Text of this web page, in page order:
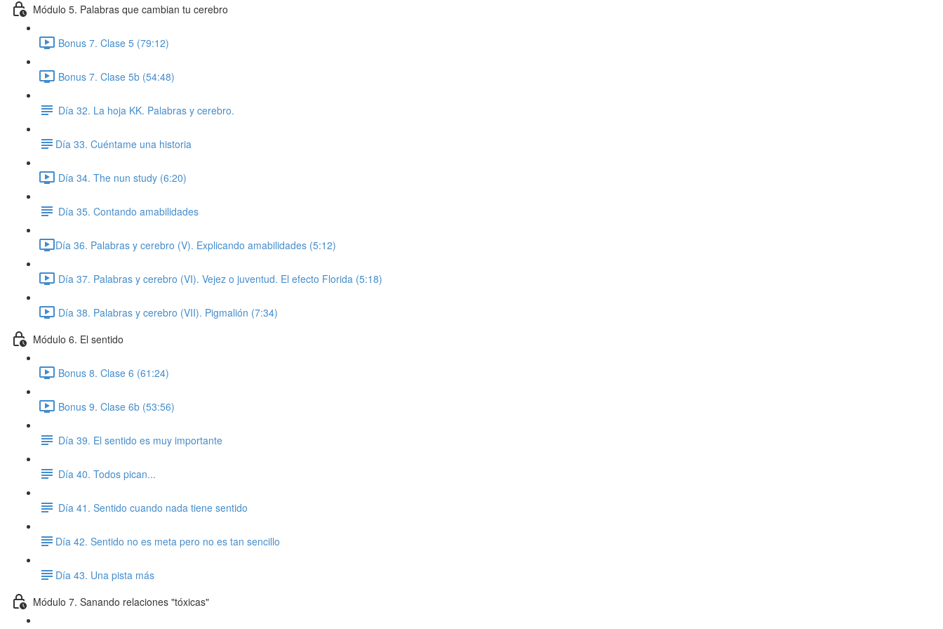
Módulo 5. Palabras que cambian tu cerebro
Bonus 7. Clase 5 (79:12)
Bonus 7. Clase 5b (54:48)
Día 32. La hoja KK. Palabras y cerebro.
​Día 33. Cuéntame una historia
Día 34. The nun study (6:20)
Día 35. Contando amabilidades
​Día 36. Palabras y cerebro (V). Explicando amabilidades (5:12)
Día 37. Palabras y cerebro (VI). Vejez o juventud. El efecto Florida (5:18)
Día 38. Palabras y cerebro (VII). Pigmalión (7:34)
Módulo 6. El sentido
Bonus 8. Clase 6 (61:24)
Bonus 9. Clase 6b (53:56)
Día 39. El sentido es muy importante
Día 40. Todos pican...
Día 41. Sentido cuando nada tiene sentido
​Día 42. Sentido no es meta pero no es tan sencillo
​Día 43. Una pista más
Módulo 7. Sanando relaciones "tóxicas"